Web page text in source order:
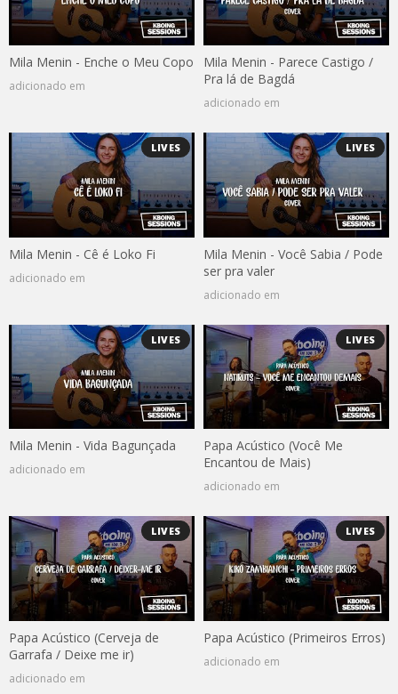
Mila Menin - Enche o Meu Copo
adicionado em
Mila Menin - Parece Castigo /
Pra lá de Bagdá
adicionado em
LIVES
Mila Menin - Cê é Loko Fi
adicionado em
LIVES
Mila Menin - Você Sabia / Pode
ser pra valer
adicionado em
LIVES
Mila Menin - Vida Bagunçada
adicionado em
LIVES
Papa Acústico (Você Me
Encantou de Mais)
adicionado em
LIVES
Papa Acústico (Cerveja de
Garrafa / Deixe me ir)
adicionado em
LIVES
Papa Acústico (Primeiros Erros)
adicionado em